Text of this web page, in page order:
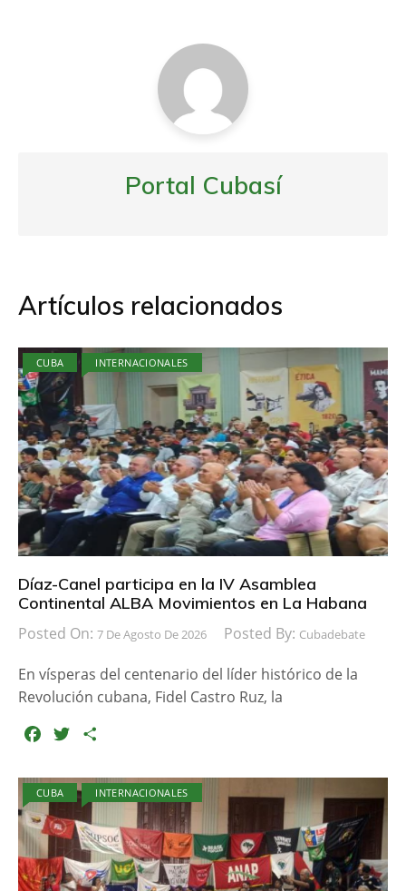
Portal Cubasí
Artículos relacionados
CUBA INTERNACIONALES
Díaz-Canel participa en la IV Asamblea
Continental ALBA Movimientos en La Habana
Posted On: 7 De Agosto De 2026 Posted By: Cubadebate
En vísperas del centenario del líder histórico de la
Revolución cubana, Fidel Castro Ruz, la
c
e
b
o
o
k
i
t
t
e
r
m
p
r
t
i
CUBA INTERNACIONALES